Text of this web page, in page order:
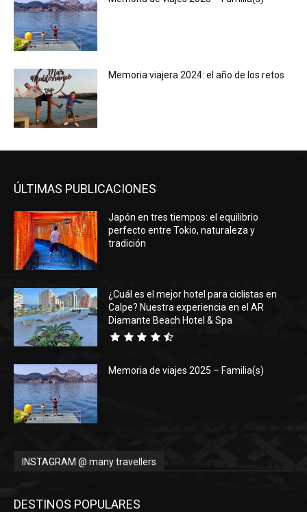
Memoria viajera 2024: el año de los retos
ÚLTIMAS PUBLICACIONES
Japón en tres tiempos: el equilibrio
perfecto entre Tokio, naturaleza y
tradición
¿Cuál es el mejor hotel para ciclistas en
Calpe? Nuestra experiencia en el AR
Diamante Beach Hotel & Spa
Memoria de viajes 2025 – Familia(s)
INSTAGRAM @ many travellers
DESTINOS POPULARES